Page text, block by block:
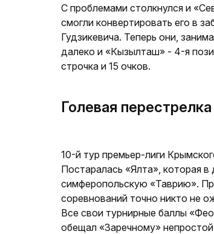
С проблемами столкнулся и
смогли конвертировать его в
Гудзикевича. Теперь они,
далеко и «Кызылташ» - 4-я
строчка и 15 очков.
Голевая перестрелка
10-й тур премьер-лиги
Постаралась «Ялта», которая
симферопольскую «Таврию».
соревнований точно никто не
Все свои турнирные баллы
обещал «Заречному»